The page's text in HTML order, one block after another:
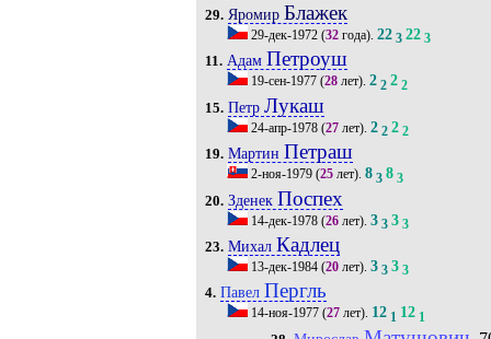
29. Яромир Блажек
29-дек-1972(32года). 22 3 22 3
11. Адам Петроуш
19-сен-1977(28лет). 2 2 2 2
15. Петр Лукаш
24-апр-1978(27лет). 2 2 2 2
19. Мартин Петраш
2-ноя-1979(25лет). 8 3 8 3
20. Зденек Поспех
14-дек-1978(26лет). 3 3 3 3
23. Михал Кадлец
13-дек-1984(20лет). 3 3 3 3
4. Павел Пергль
14-ноя-1977(27лет). 12 1 12 1